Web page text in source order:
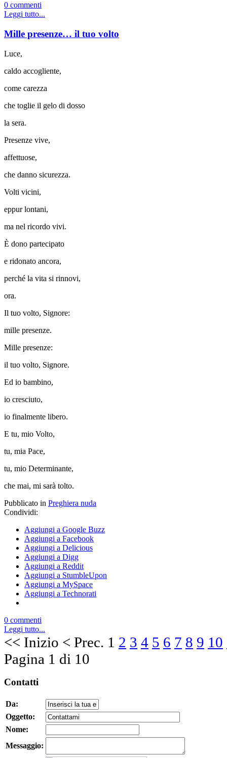
0 commenti
Leggi tutto...
Mille presenze… il tuo volto
Luce,
caldo accogliente,
come carezza
che toglie il gelo di dosso
la sera.
Presenze vive,
affettuose,
che danno sicurezza.
Volti vicini,
eppur lontani,
ma nel ricordo vivi.
È dono partecipato
e ridonato ancora,
perché la vita si rinnovi,
ora.
Il tuo volto, Signore:
mille presenze.
Mille presenze:
il tuo volto, Signore.
Ed io bambino,
io cresciuto,
io finalmente libero.
E tu, mio Volto,
tu, mia Pace,
tu, mio Determinante,
che mai, mi sarà tolto.
Pubblicato in Preghiera nuda
Condividi:
Aggiungi a Google Buzz
Aggiungi a Facebook
Aggiungi a Delicious
Aggiungi a Digg
Aggiungi a Reddit
Aggiungi a StumbleUpon
Aggiungi a MySpace
Aggiungi a Technorati
0 commenti
Leggi tutto...
<< Inizio < Prec. 1 2 3 4 5 6 7 8 9 10
Pagina 1 di 10
Contatti
Da:
Oggetto:
Nome:
Messaggio: